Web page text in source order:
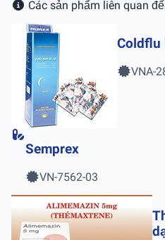
Các sản phẩm liên quan
Coldflu
VNA-
Semprex
VN-7562-03